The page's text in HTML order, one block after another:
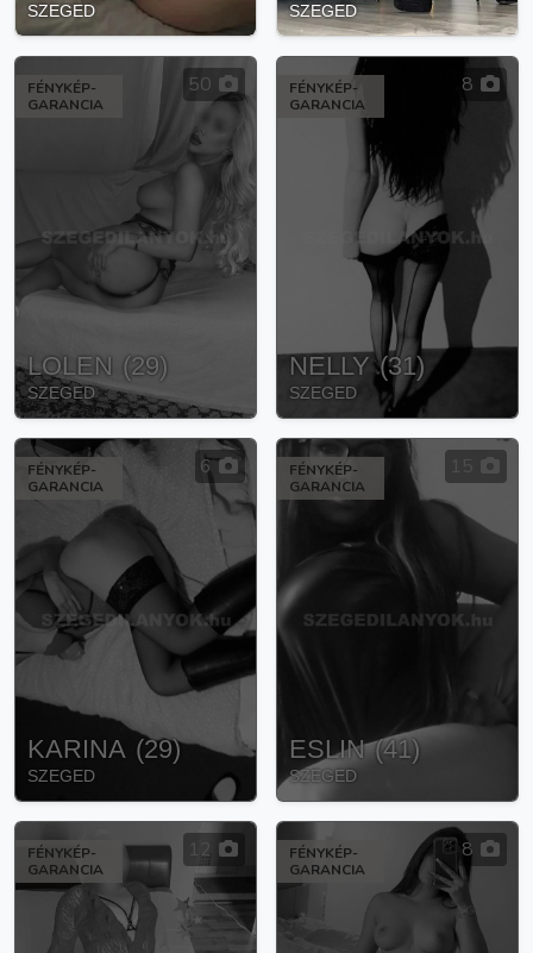
SZEGED SZEGED
FÉNYKÉP-
GARANCIA
50
LOLEN (29)
SZEGED
FÉNYKÉP-
GARANCIA
8
NELLY (31)
SZEGED
FÉNYKÉP-
GARANCIA
6
KARINA (29)
SZEGED
FÉNYKÉP-
GARANCIA
ESLIN (41)
SZEGED
FÉNYKÉP-
GARANCIA
12
FÉNYKÉP-
GARANCIA
8